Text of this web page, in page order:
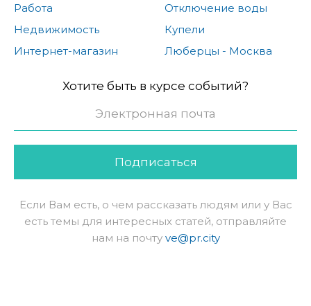
Работа
Недвижимость
Интернет-магазин
Отключение воды
Купели
Люберцы - Москва
Хотите быть в курсе событий?
Подписаться
Если Вам есть, о чем рассказать людям или у Вас
есть темы для интересных статей, отправляйте
нам на почту ve@pr.city